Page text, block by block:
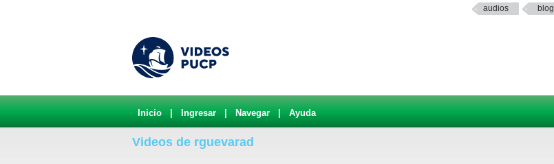
audios blog
Inicio Ingresar Navegar Ayuda
Videos de rguevarad